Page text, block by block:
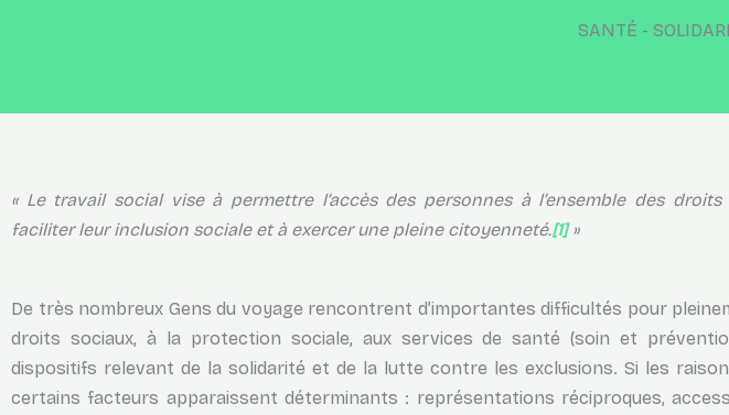
SANTÉ -
« Le travail social vise à permettre l’accès des personnes à l’ensemble des droits
faciliter leur inclusion sociale et à exercer une pleine citoyenneté.[1]»
De très nombreux Gens du voyage rencontrent d’importantes difficultés pour
droits sociaux, à la protection sociale, aux services de santé (soin et
dispositifs relevant de la solidarité et de la lutte contre les exclusions. Si les
certains facteurs apparaissent déterminants : représentations réciproques,